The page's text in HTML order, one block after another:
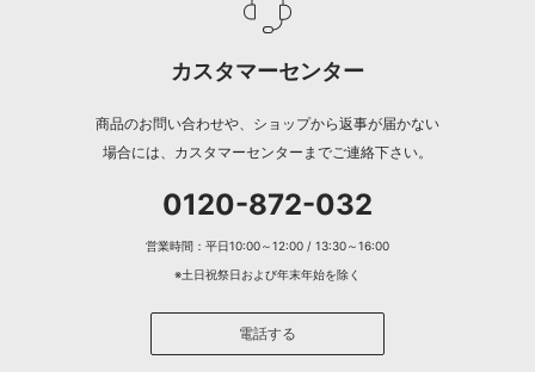
カスタマーセンター
商品のお問い合わせや、ショップから返事が届かない
場合には、カスタマーセンターまでご連絡下さい。
0120-872-032
営業時間：平日10:00～12:00 / 13:30～16:00
※土日祝祭日および年末年始を除く
電話する